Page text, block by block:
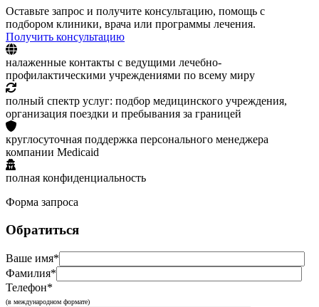
Оставьте запрос и получите консультацию, помощь с
подбором клиники, врача или программы лечения.
Получить консультацию
налаженные контакты с ведущими лечебно-
профилактическими учреждениями по всему миру
полный спектр услуг: подбор медицинского учреждения,
организация поездки и пребывания за границей
круглосуточная поддержка персонального менеджера
компании Medicaid
полная конфиденциальность
Форма запроса
Обратиться
Ваше имя*
Фамилия*
Телефон*
(в международном формате)